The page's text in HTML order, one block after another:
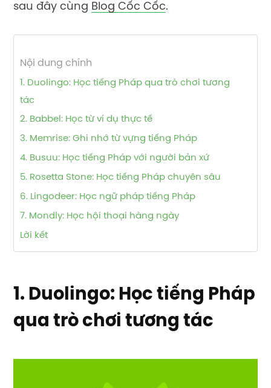
sau đây cùng Blog Cốc Cốc.
Nội dung chính
1. Duolingo: Học tiếng Pháp qua trò chơi tương
tác
2. Babbel: Học từ ví dụ thực tế
3. Memrise: Ghi nhớ từ vựng tiếng Pháp
4. Busuu: Học tiếng Pháp với người bản xứ
5. Rosetta Stone: Học tiếng Pháp chuyên sâu
6. Lingodeer: Học ngữ pháp tiếng Pháp
7. Mondly: Học hội thoại hàng ngày
Lời kết
1. Duolingo: Học tiếng Pháp
qua trò chơi tương tác